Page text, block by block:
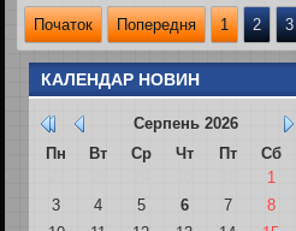
Початок
Попередня 1 2 3
КАЛЕНДАР НОВИН
Серпень 2026
Пн
Вт Ср Чт Пт Сб
1
3
4 5 6 7 8